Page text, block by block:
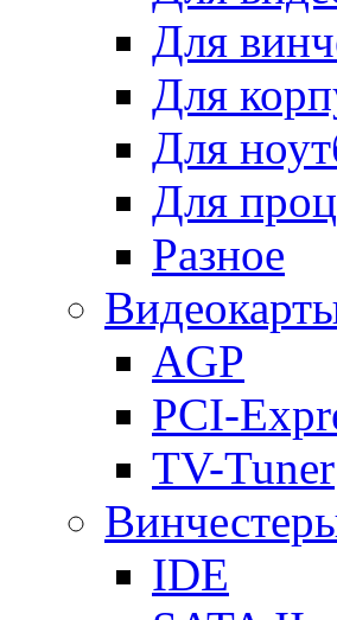
Для
Для
Для
Для
Разное
AGP
PCI-
TV-Tuner
IDE